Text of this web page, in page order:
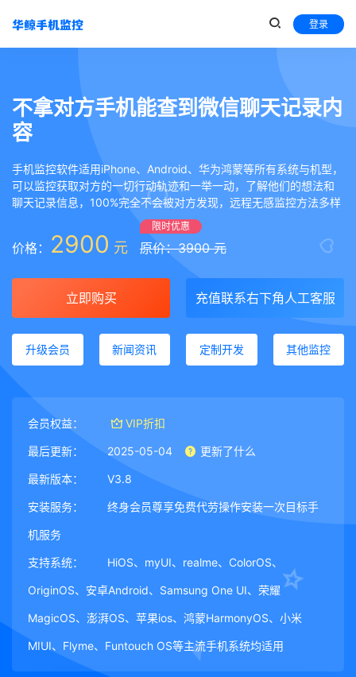
登录
不拿对方手机能查到微信聊天记录内
容
手机监控软件适用iPhone、Android、华为鸿蒙等所有系统与机型，
可以监控获取对方的一切行动轨迹和一举一动，了解他们的想法和
聊天记录信息，100%完全不会被对方发现，远程无感监控方法多样
价格： 2900 元
限时优惠
原价：3900 元
立即购买 充值联系右下角人工客服
升级会员 新闻资讯 定制开发 其他监控
会员权益： VIP折扣
最后更新： 2025-05-04 更新了什么
最新版本： V3.8
安装服务： 终身会员尊享免费代劳操作安装一次目标手
机服务
支持系统： HiOS、myUI、realme、ColorOS、
OriginOS、安卓Android、Samsung One UI、荣耀
MagicOS、澎湃OS、苹果ios、鸿蒙HarmonyOS、小米
MIUI、Flyme、Funtouch OS等主流手机系统均适用